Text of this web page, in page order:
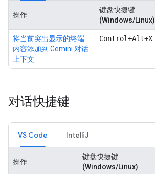
操作
键盘快捷键
(Windows/Linux)
将当前突出显示的终端
内容添加到 Gemini 对话
上下文
Control+Alt+X
对话快捷键
VS Code IntelliJ
操作
键盘快捷键
(Windows/Linux)